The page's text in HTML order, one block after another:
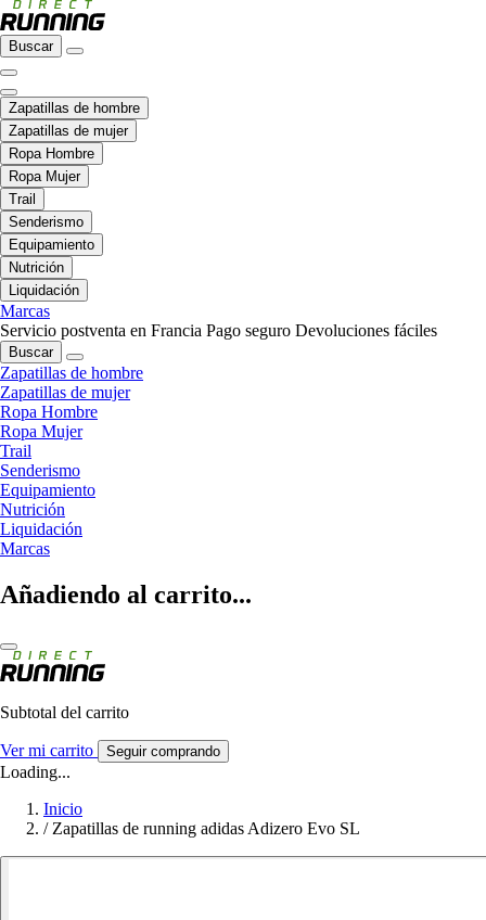
Buscar
Zapatillas de hombre
Zapatillas de mujer
Ropa Hombre
Ropa Mujer
Trail
Senderismo
Equipamiento
Nutrición
Liquidación
Marcas
Servicio postventa en Francia Pago seguro Devoluciones fáciles
Buscar
Zapatillas de hombre
Zapatillas de mujer
Ropa Hombre
Ropa Mujer
Trail
Senderismo
Equipamiento
Nutrición
Liquidación
Marcas
Añadiendo al carrito...
Subtotal del carrito
Ver mi carrito Seguir comprando
Loading...
Inicio
/ Zapatillas de running adidas Adizero Evo SL